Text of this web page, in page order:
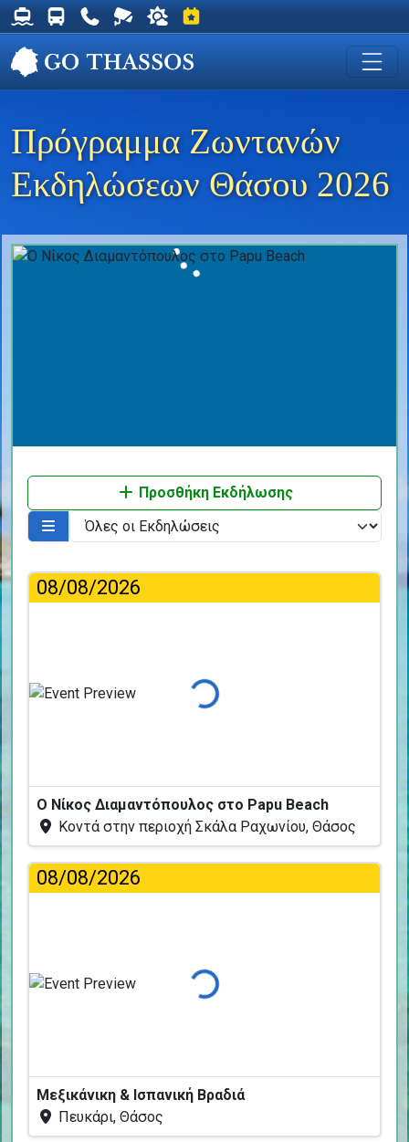
Δρομολόγια Φέρυ για Θάσο
Δρομολόγια Λεωφορείων Θάσου
Χρήσιμα Τηλέφωνα
Ζωντανή Κάμερα στη Χρυσή Ακτή
Ο καιρός στη Θάσο
Εκδηλώσεις στη Θάσο
Πρόγραμμα Ζωντανών
Εκδηλώσεων Θάσου 2026
Προσθήκη Εκδήλωσης
08/08/2026
Φόρτωση...
Ο Νίκος Διαμαντόπουλος στο Papu Beach
Κοντά στην περιοχή Σκάλα Ραχωνίου, Θάσος
08/08/2026
Φόρτωση...
Μεξικάνικη & Ισπανική Βραδιά
Πευκάρι, Θάσος